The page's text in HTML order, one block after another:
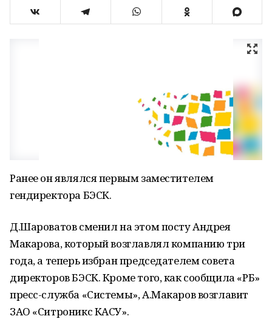
Ранее он являлся первым заместителем
гендиректора БЭСК.
Д.Шароватов сменил на этом посту Андрея
Макарова, который возглавлял компанию три
года, а теперь избран председателем совета
директоров БЭСК. Кроме того, как сообщила «РБ»
пресс-служба «Системы», А.Макаров возглавит
ЗАО «Ситроникс КАСУ».